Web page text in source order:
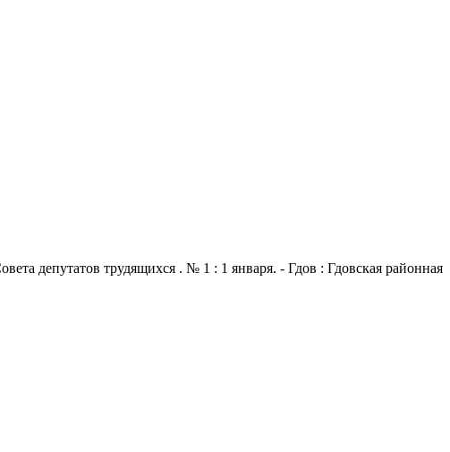
депутатов трудящихся . № 1 : 1 января. - Гдов : Гдовская районная